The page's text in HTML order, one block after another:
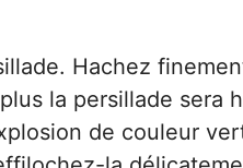
Hachez
la persillade sera
de couleur